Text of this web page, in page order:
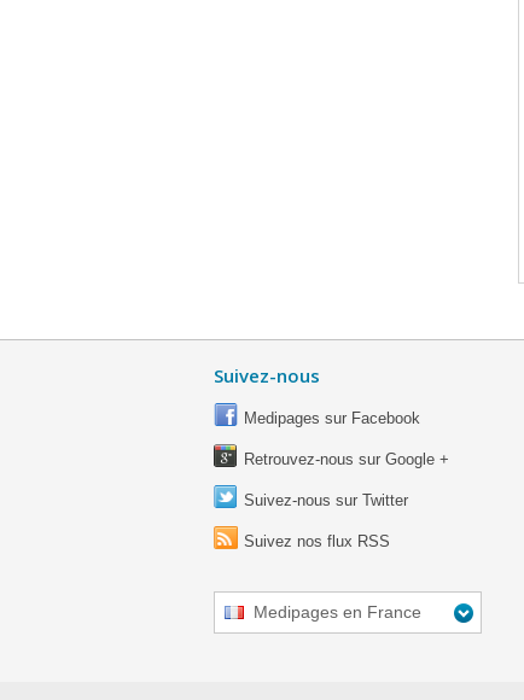
Suivez-nous
Medipages sur Facebook
Retrouvez-nous sur Google +
Suivez-nous sur Twitter
Suivez nos flux RSS
Medipages en France